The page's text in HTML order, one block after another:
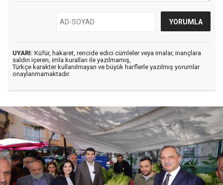
UYARI: Küfür, hakaret, rencide edici cümleler veya imalar, inançlara
saldırı içeren, imla kuralları ile yazılmamış,
Türkçe karakter kullanılmayan ve büyük harflerle yazılmış yorumlar
onaylanmamaktadır.